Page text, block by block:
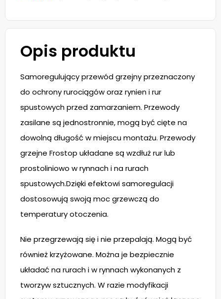
Opis produktu
Samoregulujący przewód grzejny przeznaczony
do ochrony rurociągów oraz rynien i rur
spustowych przed zamarzaniem. Przewody
zasilane są jednostronnie, mogą być cięte na
dowolną długość w miejscu montażu. Przewody
grzejne Frostop układane są wzdłuż rur lub
prostoliniowo w rynnach i na rurach
spustowych.Dzięki efektowi samoregulacji
dostosowują swoją moc grzewczą do
temperatury otoczenia.
Nie przegrzewają się i nie przepalają. Mogą być
również krzyżowane. Można je bezpiecznie
układać na rurach i w rynnach wykonanych z
tworzyw sztucznych. W razie modyfikacji